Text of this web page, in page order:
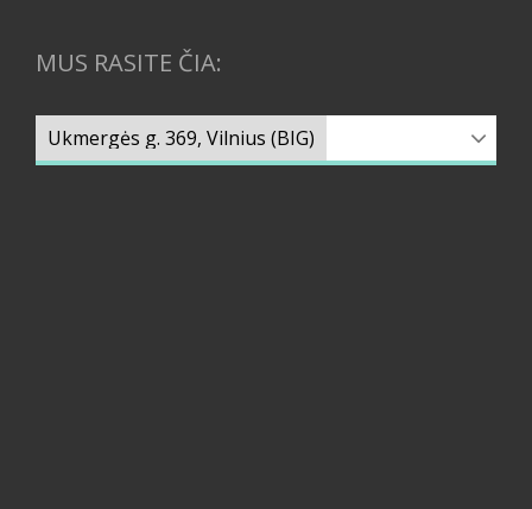
MUS RASITE ČIA: